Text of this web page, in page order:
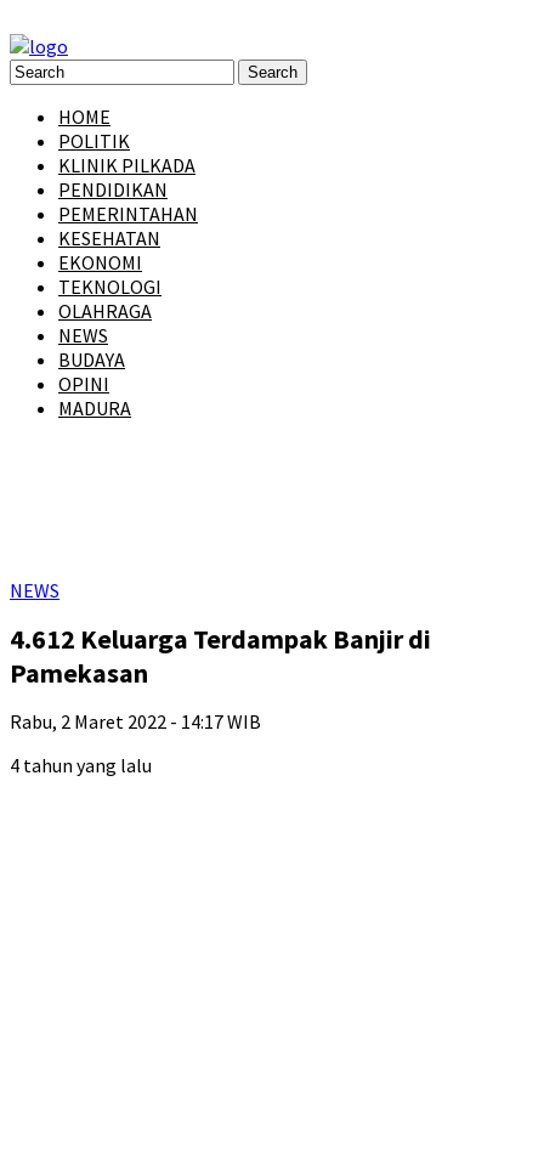
HOME
POLITIK
KLINIK PILKADA
PENDIDIKAN
PEMERINTAHAN
KESEHATAN
EKONOMI
TEKNOLOGI
OLAHRAGA
NEWS
BUDAYA
OPINI
MADURA
NEWS
4.612 Keluarga Terdampak Banjir di
Pamekasan
Rabu, 2 Maret 2022 - 14:17 WIB
4 tahun yang lalu